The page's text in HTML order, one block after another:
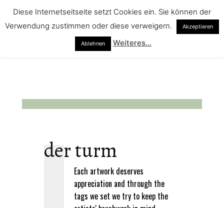
der turm
Each artwork deserves
appreciation and through the
tags we set we try to keep the
Diese Internetseitseite setzt Cookies ein. Sie können der
Verwendung zustimmen oder diese verweigern.
Akzeptieren
Ablehnen Weiteres...